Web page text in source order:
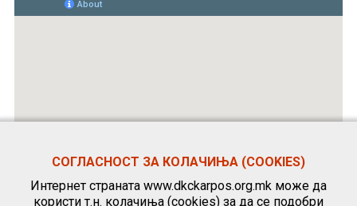
СОГЛАСНОСТ ЗА КОЛАЧИЊА (COOKIES)
Интернет страната www.dkckarpos.org.mk може да
користи т.н. колачиња (cookies) за да се подобри